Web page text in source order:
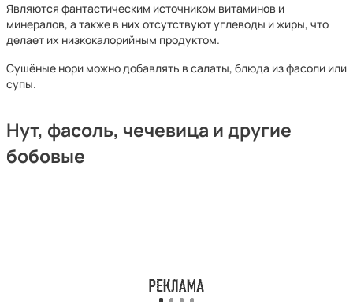
Являются фантастическим источником витаминов и
минералов, а также в них отсутствуют углеводы и жиры, что
делает их низкокалорийным продуктом.
Сушёные нори можно добавлять в салаты, блюда из фасоли или
супы.
Нут, фасоль, чечевица и другие
бобовые